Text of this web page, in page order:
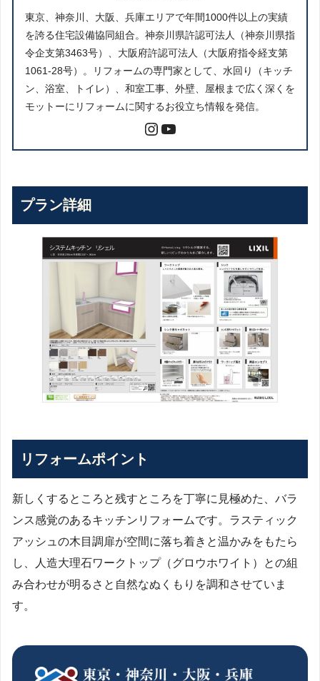
東京、神奈川、大阪、兵庫エリアで年間1000件以上の実績
を誇る住宅設備協同組合。神奈川県許認可法人（神奈川県指
令企支第3463号）、大阪府許認可法人（大阪府指令経支第
1061-28号）。リフォームの専門家として、水回り（キッチ
ン、浴室、トイレ）、和室工事、外壁、屋根まで広く深くを
モットーにリフォームに関するお役立ち情報を発信。
プラン詳細
リフォームポイント
新しくするところと残すところを丁寧に見極めた、バラ
ンス感覚のあるキッチンリフォームです。ラスティック
アッシュの木目調扉が空間に落ち着きと温かみをもたら
し、人造大理石ワークトップ（グロウホワイト）との組
み合わせが明るさと自然なぬくもりを調和させていま
す。